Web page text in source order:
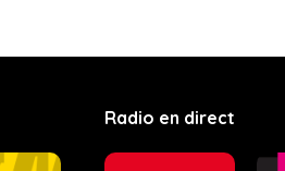
Radio en direct